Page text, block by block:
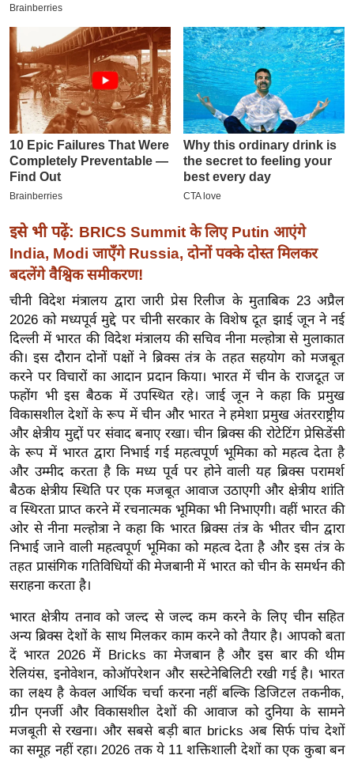
-
पे
प
र
मि
सा
ल
मि
सा
ल
श
ख्सि
य
त
यं
ग
इं
डि
या
सा
हि
त्य
ज
ग
ऑ
टो
व
र्ल्ड
न्यू
ज
ब्री
इसे भी पढ़ें: BRICS Summit के लिए Putin आएंगे
India, Modi जाएँगे Russia, दोनों पक्के दोस्त मिलकर
बदलेंगे वैश्विक समीकरण!
चीनी विदेश मंत्रालय द्वारा जारी प्रेस रिलीज के मुताबिक 23 अप्रैल
2026 को मध्यपूर्व मुद्दे पर चीनी सरकार के विशेष दूत झाई जून ने नई
दिल्ली में भारत की विदेश मंत्रालय की सचिव नीना मल्होत्रा से मुलाकात
की। इस दौरान दोनों पक्षों ने ब्रिक्स तंत्र के तहत सहयोग को मजबूत
करने पर विचारों का आदान प्रदान किया। भारत में चीन के राजदूत ज
फहोंग भी इस बैठक में उपस्थित रहे। जाई जून ने कहा कि प्रमुख
विकासशील देशों के रूप में चीन और भारत ने हमेशा प्रमुख अंतरराष्ट्रीय
और क्षेत्रीय मुद्दों पर संवाद बनाए रखा। चीन ब्रिक्स की रोटेटिंग प्रेसिडेंसी
के रूप में भारत द्वारा निभाई गई महत्वपूर्ण भूमिका को महत्व देता है
और उम्मीद करता है कि मध्य पूर्व पर होने वाली यह ब्रिक्स परामर्श
बैठक क्षेत्रीय स्थिति पर एक मजबूत आवाज उठाएगी और क्षेत्रीय शांति
व स्थिरता प्राप्त करने में रचनात्मक भूमिका भी निभाएगी। वहीं भारत की
ओर से नीना मल्होत्रा ने कहा कि भारत ब्रिक्स तंत्र के भीतर चीन द्वारा
निभाई जाने वाली महत्वपूर्ण भूमिका को महत्व देता है और इस तंत्र के
तहत प्रासंगिक गतिविधियों की मेजबानी में भारत को चीन के समर्थन की
सराहना करता है।
भारत क्षेत्रीय तनाव को जल्द से जल्द कम करने के लिए चीन सहित
अन्य ब्रिक्स देशों के साथ मिलकर काम करने को तैयार है। आपको बता
दें भारत 2026 में Bricks का मेजबान है और इस बार की थीम
रेलियंस, इनोवेशन, कोऑपरेशन और सस्टेनेबिलिटी रखी गई है। भारत
का लक्ष्य है केवल आर्थिक चर्चा करना नहीं बल्कि डिजिटल तकनीक,
ग्रीन एनर्जी और विकासशील देशों की आवाज को दुनिया के सामने
मजबूती से रखना। और सबसे बड़ी बात bricks अब सिर्फ पांच देशों
का समूह नहीं रहा। 2026 तक ये 11 शक्तिशाली देशों का एक कुबा बन